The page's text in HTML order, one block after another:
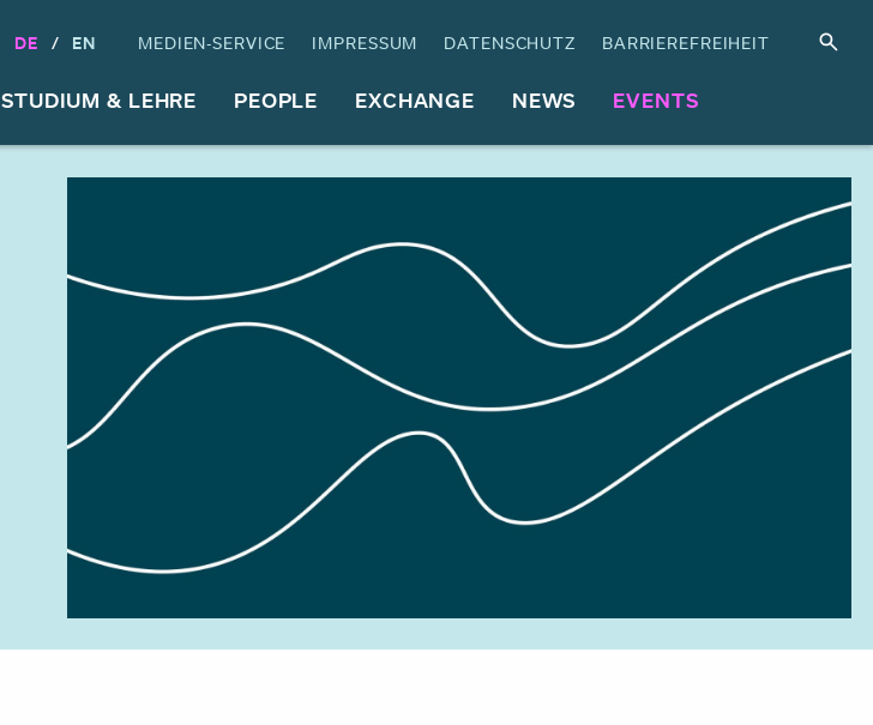
DE EN MEDIEN-SERVICE IMPRESSUM DATENSCHUTZ BARRIEREFREIHEIT
STUDIUM & LEHRE PEOPLE EXCHANGE NEWS EVENTS